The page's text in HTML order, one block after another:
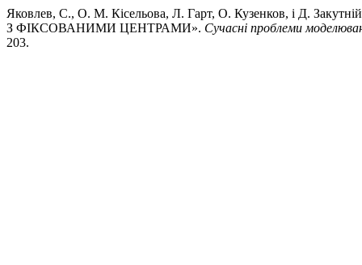
Яковлев, С., О. М. Кісельова, Л. Гарт, О. Кузенков, і
З ФІКСОВАНИМИ ЦЕНТРАМИ». Сучасні проблеми
203.